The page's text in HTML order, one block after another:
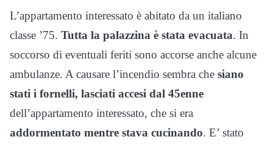
L’appartamento interessato è abitato da un italiano
classe ’75. Tutta la palazzina è stata evacuata. In
soccorso di eventuali feriti sono accorse anche alcune
ambulanze. A causare l’incendio sembra che siano
stati i fornelli, lasciati accesi dal 45enne
dell’appartamento interessato, che si era
addormentato mentre stava cucinando. E’ stato